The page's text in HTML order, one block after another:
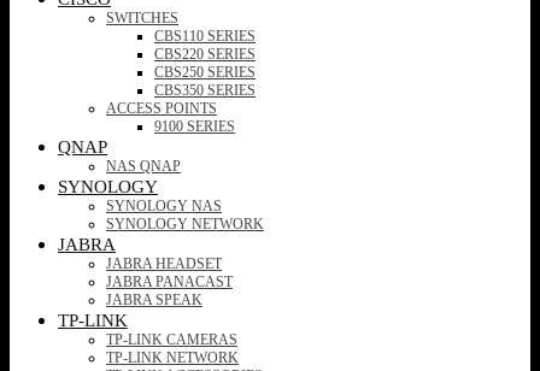
SWITCHES
CBS110 SERIES
CBS220 SERIES
CBS250 SERIES
CBS350 SERIES
ACCESS POINTS
9100 SERIES
QNAP
NAS QNAP
SYNOLOGY
SYNOLOGY NAS
SYNOLOGY NETWORK
JABRA
JABRA HEADSET
JABRA PANACAST
JABRA SPEAK
TP-LINK
TP-LINK CAMERAS
TP-LINK NETWORK